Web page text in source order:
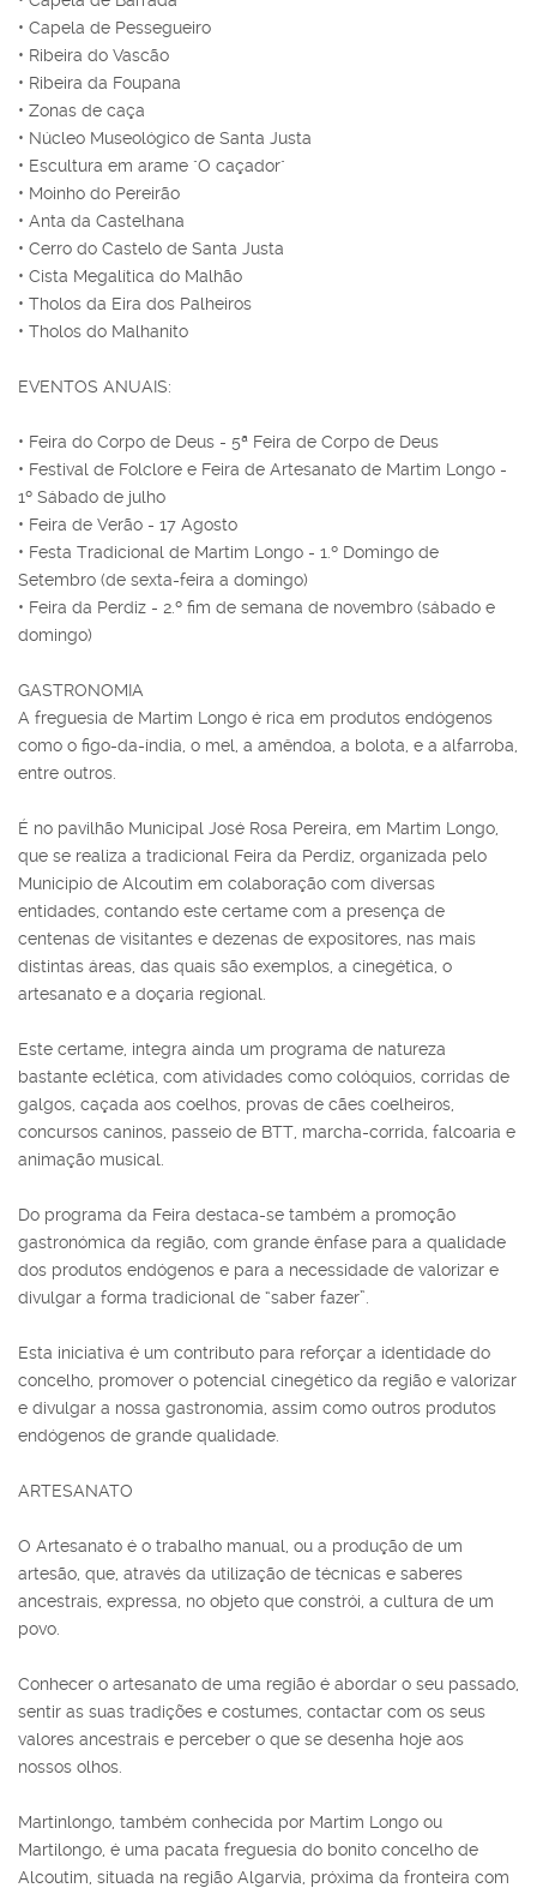
• Capela de Pessegueiro
• Ribeira do Vascão
• Ribeira da Foupana
• Zonas de caça
• Núcleo Museológico de Santa Justa
• Escultura em arame "O caçador"
• Moinho do Pereirão
• Anta da Castelhana
• Cerro do Castelo de Santa Justa
• Cista Megalítica do Malhão
• Tholos da Eira dos Palheiros
• Tholos do Malhanito
EVENTOS ANUAIS:
• Feira do Corpo de Deus - 5ª Feira de Corpo de Deus
• Festival de Folclore e Feira de Artesanato de Martim Longo -
1º Sábado de julho
• Feira de Verão - 17 Agosto
• Festa Tradicional de Martim Longo - 1.º Domingo de
Setembro (de sexta-feira a domingo)
• Feira da Perdiz - 2.º fim de semana de novembro (sábado e
domingo)
GASTRONOMIA
A freguesia de Martim Longo é rica em produtos endógenos
como o figo-da-índia, o mel, a amêndoa, a bolota, e a alfarroba,
entre outros.
É no pavilhão Municipal José Rosa Pereira, em Martim Longo,
que se realiza a tradicional Feira da Perdiz, organizada pelo
Municipio de Alcoutim em colaboração com diversas
entidades, contando este certame com a presença de
centenas de visitantes e dezenas de expositores, nas mais
distintas áreas, das quais são exemplos, a cinegética, o
artesanato e a doçaria regional.
Este certame, integra ainda um programa de natureza
bastante eclética, com atividades como colóquios, corridas de
galgos, caçada aos coelhos, provas de cães coelheiros,
concursos caninos, passeio de BTT, marcha-corrida, falcoaria e
animação musical.
Do programa da Feira destaca-se também a promoção
gastronómica da região, com grande ênfase para a qualidade
dos produtos endógenos e para a necessidade de valorizar e
divulgar a forma tradicional de “saber fazer”.
Esta iniciativa é um contributo para reforçar a identidade do
concelho, promover o potencial cinegético da região e valorizar
e divulgar a nossa gastronomia, assim como outros produtos
endógenos de grande qualidade.
ARTESANATO
O Artesanato é o trabalho manual, ou a produção de um
artesão, que, através da utilização de técnicas e saberes
ancestrais, expressa, no objeto que constrói, a cultura de um
povo.
Conhecer o artesanato de uma região é abordar o seu passado,
sentir as suas tradições e costumes, contactar com os seus
valores ancestrais e perceber o que se desenha hoje aos
nossos olhos.
Martinlongo, também conhecida por Martim Longo ou
Martilongo, é uma pacata freguesia do bonito concelho de
Alcoutim, situada na região Algarvia, próxima da fronteira com